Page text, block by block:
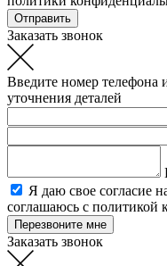
Заказать звонок
Введите номер телефона
уточнения деталей
Я даю свое согласие
соглашаюсь с политикой
Заказать звонок